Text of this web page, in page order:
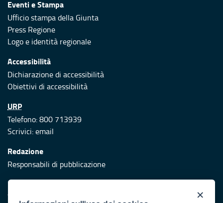
Eventi e Stampa
Ufficio stampa della Giunta
Press Regione
Logo e identità regionale
Accessibilità
Dichiarazione di accessibilità
Obiettivi di accessibilità
URP
Telefono: 800 713939
Scrivici:email
Redazione
Responsabili di pubblicazione
Protezione civile
Vai al sito di Protezione Civile Puglia ×